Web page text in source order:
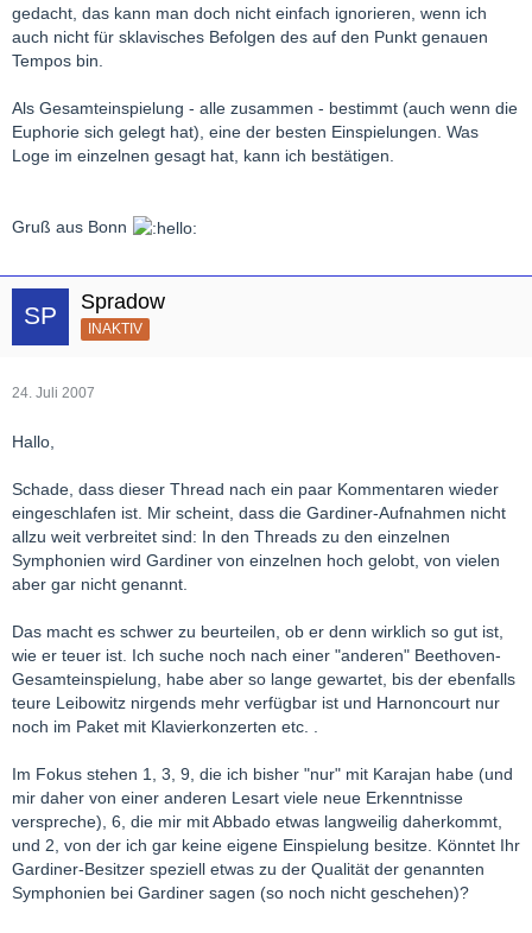
gedacht, das kann man doch nicht einfach ignorieren, wenn ich
auch nicht für sklavisches Befolgen des auf den Punkt genauen
Tempos bin.
Als Gesamteinspielung - alle zusammen - bestimmt (auch wenn die
Euphorie sich gelegt hat), eine der besten Einspielungen. Was
Loge im einzelnen gesagt hat, kann ich bestätigen.
Gruß aus Bonn
Spradow
INAKTIV
24. Juli 2007
Hallo,
Schade, dass dieser Thread nach ein paar Kommentaren wieder
eingeschlafen ist. Mir scheint, dass die Gardiner-Aufnahmen nicht
allzu weit verbreitet sind: In den Threads zu den einzelnen
Symphonien wird Gardiner von einzelnen hoch gelobt, von vielen
aber gar nicht genannt.
Das macht es schwer zu beurteilen, ob er denn wirklich so gut ist,
wie er teuer ist. Ich suche noch nach einer "anderen" Beethoven-
Gesamteinspielung, habe aber so lange gewartet, bis der ebenfalls
teure Leibowitz nirgends mehr verfügbar ist und Harnoncourt nur
noch im Paket mit Klavierkonzerten etc. .
Im Fokus stehen 1, 3, 9, die ich bisher "nur" mit Karajan habe (und
mir daher von einer anderen Lesart viele neue Erkenntnisse
verspreche), 6, die mir mit Abbado etwas langweilig daherkommt,
und 2, von der ich gar keine eigene Einspielung besitze. Könntet Ihr
Gardiner-Besitzer speziell etwas zu der Qualität der genannten
Symphonien bei Gardiner sagen (so noch nicht geschehen)?